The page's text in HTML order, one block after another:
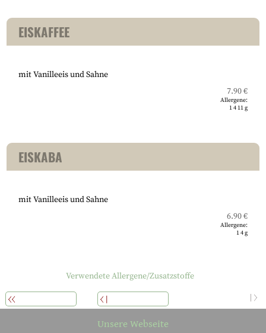
EISKAFFEE
mit Vanilleeis und Sahne
7.90 €
Allergene:
1411g
EISKABA
mit Vanilleeis und Sahne
6.90 €
Allergene:
14g
Verwendete Allergene/Zusatzstoffe
Unsere Webseite